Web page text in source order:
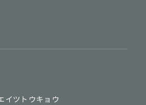
イツトウキョウ